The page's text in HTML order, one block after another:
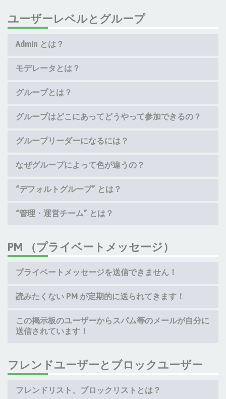
ユーザーレベルとグループ
Admin とは？
モデレータとは？
グループとは？
グループはどこにあってどうやって参加できるの？
グループリーダーになるには？
なぜグループによって色が違うの？
“デフォルトグループ” とは？
“管理・運営チーム” とは？
PM （プライベートメッセージ）
プライベートメッセージを送信できません！
読みたくない PM が定期的に送られてきます！
この掲示板のユーザーからスパム等のメールが自分に
送信されています！
フレンドユーザーとブロックユーザー
フレンドリスト、ブロックリストとは？